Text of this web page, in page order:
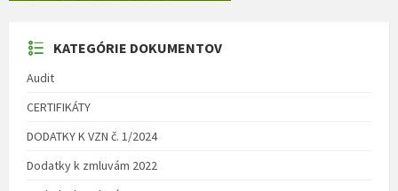
KATEGÓRIE DOKUMENTOV
Audit
CERTIFIKÁTY
DODATKY K VZN č. 1/2024
Dodatky k zmluvám 2022